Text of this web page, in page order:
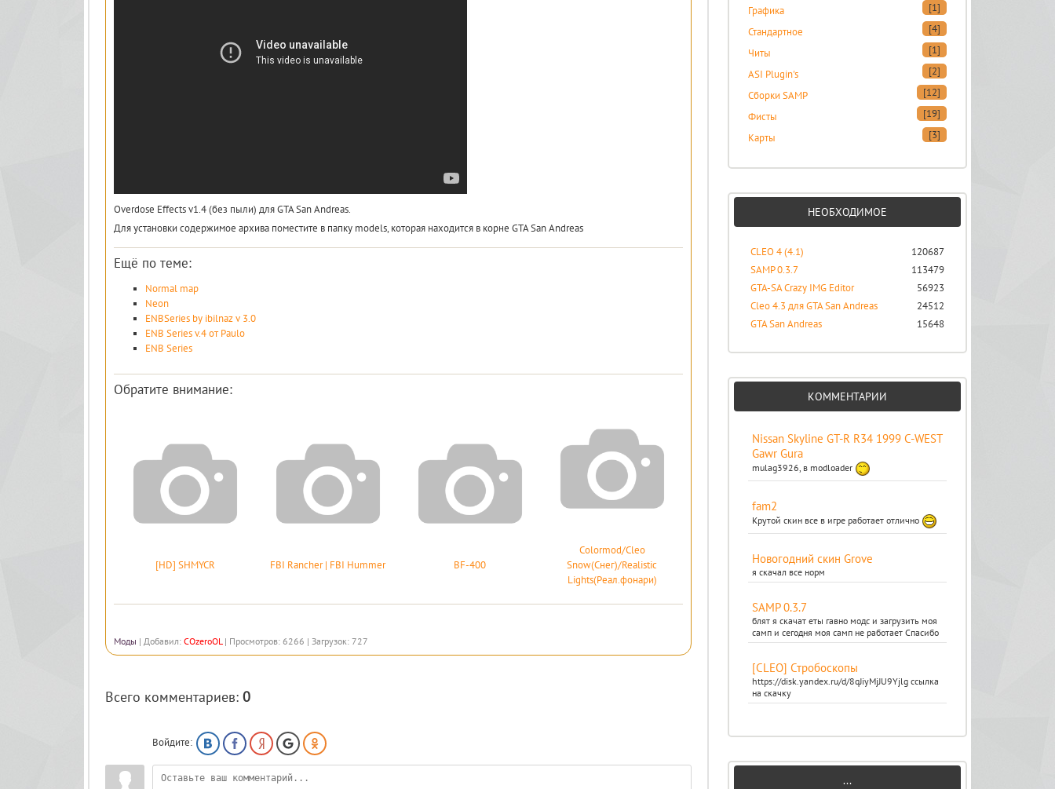
Overdose Effects v1.4 (без пыли) для GTA San Andreas.
Для установки содержимое архива поместите в папку models, которая находится в корне GTA San Andreas
Ещё по теме:
Normal map
Neon
ENBSeries by ibilnaz v 3.0
ENB Series v.4 от Paulo
ENB Series
Обратите внимание:
[HD] SHMYCR FBI Rancher | FBI Hummer BF-400
Colormod/Cleo
Snow(Снег)/Realistic
Lights(Реал.фонари)
Моды | Добавил: COzeroOL| Просмотров: 6266 | Загрузок: 727
Всего комментариев: 0
Войдите:
Графика
[1]
Стандартное
[4]
Читы
[1]
ASI Plugin's
[2]
Сборки SAMP
[12]
Фисты
[19]
Карты
[3]
НЕОБХОДИМОЕ
CLEO 4 (4.1)
120687
SAMP 0.3.7
113479
GTA-SA Crazy IMG Editor
56923
Cleo 4.3 для GTA San Andreas
24512
GTA San Andreas
15648
КОММЕНТАРИИ
Nissan Skyline GT-R R34 1999 C-WEST
Gawr Gura
mulag3926, в modloader
fam2
Крутой скин все в игре работает отлично
Новогодний скин Grove
я скачал все норм
SAMP 0.3.7
блят я скачат еты гавно модс и загрузить моя
самп и сегодня моя самп не работает Спасибо
[CLEO] Стробоскопы
https://disk.yandex.ru/d/8qJiyMjJU9Yjlg ссылка
на скачку
...